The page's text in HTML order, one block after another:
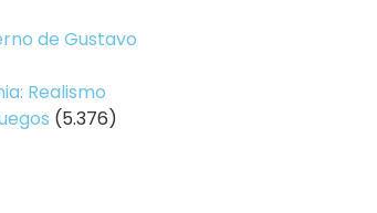
de Gustavo
Realismo
(5.376)